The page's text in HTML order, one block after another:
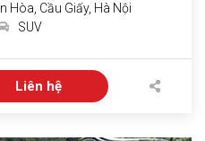
Hòa, Cầu Giấy, Hà Nội
SUV
Liên hệ